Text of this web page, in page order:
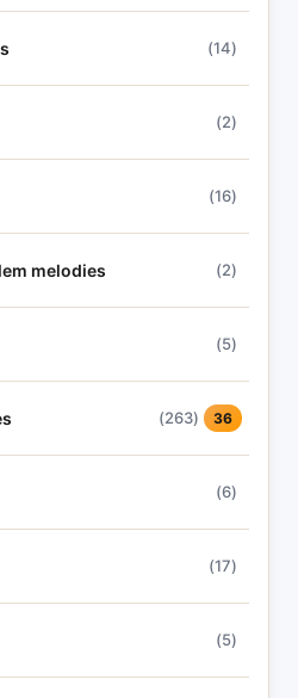
(14)
(2)
(16)
melodies (2)
(5)
(263) 36
(6)
(17)
(5)